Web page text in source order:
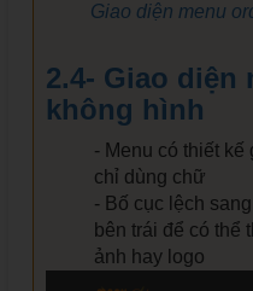
Giao diện menu
2.4- Giao diện
không hình
- Menu có thiết kế
chỉ dùng chữ
- Bố cục lệch
bên trái để có thể
ảnh hay logo